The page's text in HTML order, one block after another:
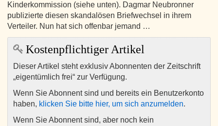
Kinderkommission (siehe unten). Dagmar Neubronner
publizierte diesen skandalösen Briefwechsel in ihrem
Verteiler. Nun hat sich offenbar jemand …
Kostenpflichtiger Artikel
Dieser Artikel steht exklusiv Abonnenten der Zeitschrift
„eigentümlich frei“ zur Verfügung.
Wenn Sie Abonnent sind und bereits ein Benutzerkonto
haben, klicken Sie bitte hier, um sich anzumelden.
Wenn Sie Abonnent sind, aber noch kein